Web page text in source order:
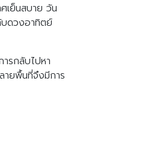
เย็นสบาย วัน
บดวงอาทิตย์
รกลับไปหา
ายพื้นที่จึงมีการ